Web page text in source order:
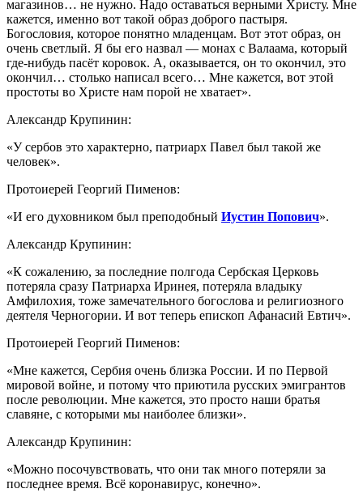
магазинов… не нужно. Надо оставаться верными Христу. Мне
кажется, именно вот такой образ доброго пастыря.
Богословия, которое понятно младенцам. Вот этот образ, он
очень светлый. Я бы его назвал — монах с Валаама, который
где-нибудь пасёт коровок. А, оказывается, он то окончил, это
окончил… столько написал всего… Мне кажется, вот этой
простоты во Христе нам порой не хватает».
Александр Крупинин:
«У сербов это характерно, патриарх Павел был такой же
человек».
Протоиерей Георгий Пименов:
«И его духовником был преподобный Иустин Попович».
Александр Крупинин:
«К сожалению, за последние полгода Сербская Церковь
потеряла сразу Патриарха Иринея, потеряла владыку
Амфилохия, тоже замечательного богослова и религиозного
деятеля Черногории. И вот теперь епископ Афанасий Евтич».
Протоиерей Георгий Пименов:
«Мне кажется, Сербия очень близка России. И по Первой
мировой войне, и потому что приютила русских эмигрантов
после революции. Мне кажется, это просто наши братья
славяне, с которыми мы наиболее близки».
Александр Крупинин:
«Можно посочувствовать, что они так много потеряли за
последнее время. Всё коронавирус, конечно».